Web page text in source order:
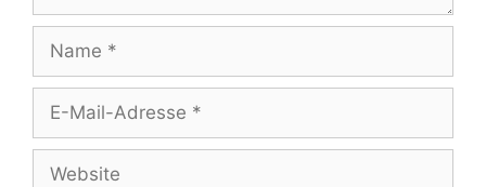
Name
Adresse
Website